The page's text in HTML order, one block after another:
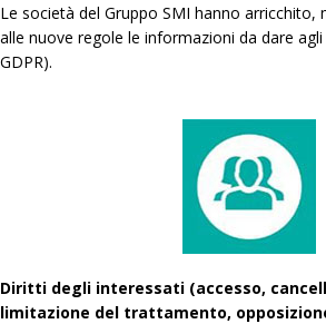
Le società del Gruppo SMI hanno arricchito,
alle nuove regole le informazioni da dare
GDPR).
Diritti degli interessati (accesso,
limitazione del trattamento,